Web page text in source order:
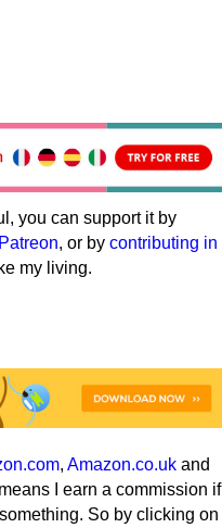
you can support it by
Patreon, or by contributing in
my living.
, Amazon.co.uk and
I earn a commission if
So by clicking on